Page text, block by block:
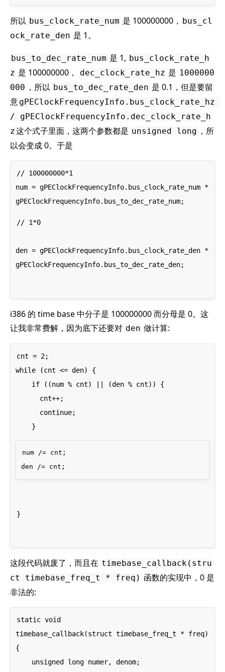
所以 bus_clock_rate_num 是 100000000， bus_cl
ock_rate_den 是 1。
bus_to_dec_rate_num 是 1, bus_clock_rate_h
z 是 100000000， dec_clock_rate_hz 是 1000000
000 ，所以 bus_to_dec_rate_den 是 0.1，但是要留
意gPEClockFrequencyInfo.bus_clock_rate_hz
/ gPEClockFrequencyInfo.dec_clock_rate_h
z这个式子里面，这两个参数都是 unsigned long ，所
以会变成 0。于是
// 100000000*1
num = gPEClockFrequencyInfo.bus_clock_rate_num *
// 1*0
den = gPEClockFrequencyInfo.bus_clock_rate_den *
gPEClockFrequencyInfo.bus_to_dec_rate_den;
i386 的 time base 中分子是 100000000 而分母是 0。这
让我非常费解，因为底下还要对 den 做计算:
cnt = 2;
while (cnt <= den) {
num /= cnt;
}
这段代码就废了，而且在 timebase_callback(stru
ct timebase_freq_t * freq) 函数的实现中，0 是
非法的:
static void
timebase_callback(struct timebase_freq_t * freq)
{